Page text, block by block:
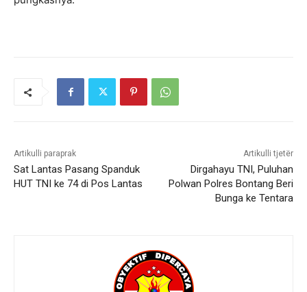
Artikulli paraprak
Sat Lantas Pasang Spanduk
HUT TNI ke 74 di Pos Lantas
Artikulli tjetër
Dirgahayu TNI, Puluhan
Polwan Polres Bontang Beri
Bunga ke Tentara